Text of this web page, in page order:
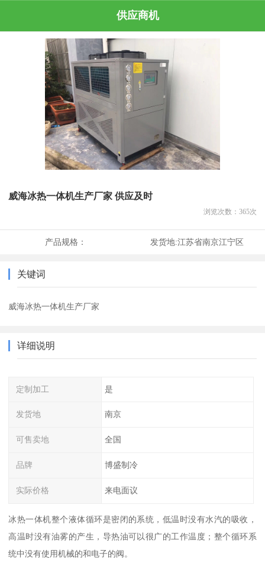
供应商机
威海冰热一体机生产厂家 供应及时
浏览次数： 365次
产品规格： 发货地:江苏省南京江宁区
关键词
威海冰热一体机生产厂家
详细说明
定制加工 是
发货地 南京
可售卖地 全国
品牌 博盛制冷
实际价格 来电面议
冰热一体机整个液体循环是密闭的系统，低温时没有水汽的吸收，
高温时没有油雾的产生，导热油可以很广的工作温度；整个循环系
统中没有使用机械的和电子的阀。